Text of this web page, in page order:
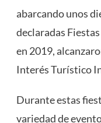
abarcando unos
declaradas
en 2019,
Interés Turístico
Durante estas
variedad de